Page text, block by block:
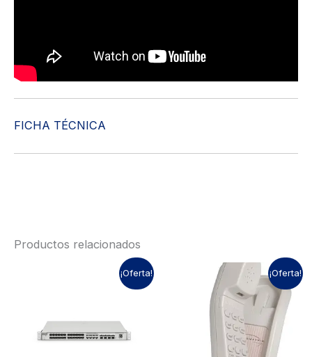
FICHA TÉCNICA
Productos relacionados
¡Oferta! ¡Oferta!